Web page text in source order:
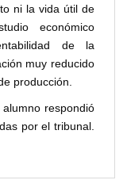
ni la vida útil de
económico
de la
muy reducido
producción.
respondió
por el tribunal.